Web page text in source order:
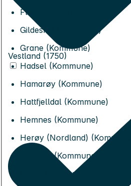
Flakstad (Kommune)
Gildeskål (Kommune)
Grane (Kommune)
Hadsel (Kommune)
Hamarøy (Kommune)
Hattfjelldal (Kommune)
Hemnes (Kommune)
Herøy (Nordland) (Kommune)
Leirfjord (Kommune)
Lurøy (Kommune)
Vestland (1750)